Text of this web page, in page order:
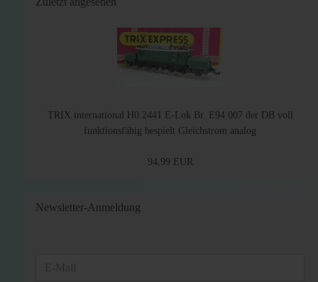
TRIX international H0 2441 E-Lok Br. E94 007 der DB voll
funktionsfähig bespielt Gleichstrom analog
94,99 EUR
Newsletter-Anmeldung